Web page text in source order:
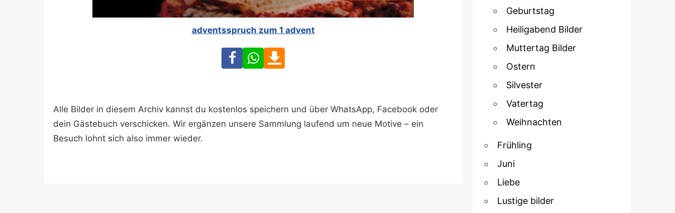
adventsspruch zum 1 advent
FacebookWhatsApp
Alle Bilder in diesem Archiv kannst du kostenlos speichern und über WhatsApp, Facebook oder
dein Gästebuch verschicken. Wir ergänzen unsere Sammlung laufend um neue Motive – ein
Besuch lohnt sich also immer wieder.
Geburtstag
Heiligabend Bilder
Muttertag Bilder
Ostern
Silvester
Vatertag
Weihnachten
Frühling
Juni
Liebe
Lustige bilder